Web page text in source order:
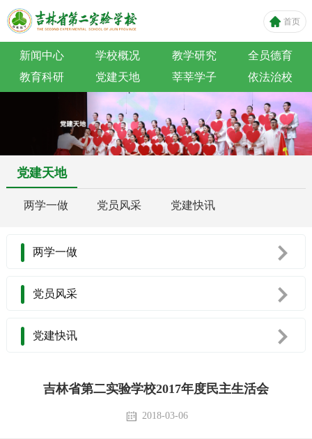
首页
新闻中心 学校概况 教学研究
全员德育
教育科研
党建天地 莘莘学子 依法治校
党建天地
两学一做 党员风采 党建快讯
两学一做
党员风采
党建快讯
吉林省第二实验学校2017年度民主生活会
2018-03-06